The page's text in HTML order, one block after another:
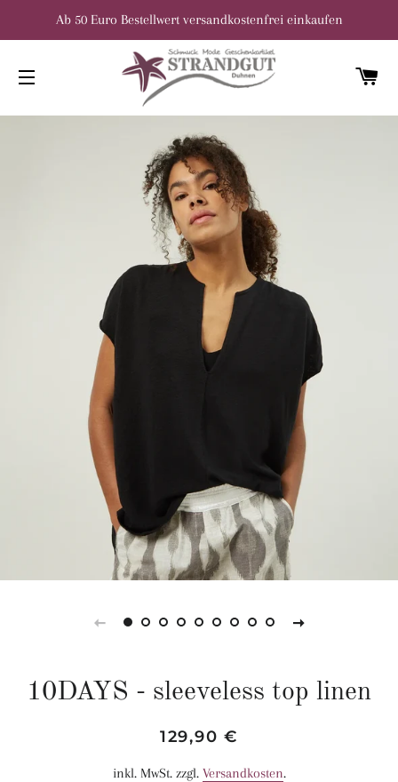
Ab 50 Euro Bestellwert versandkostenfrei einkaufen
SEITENNAVIGATION
10DAYS - sleeveless top linen
Normaler
Sonderpreis
129,90 €
inkl. MwSt. zzgl. Versandkosten.